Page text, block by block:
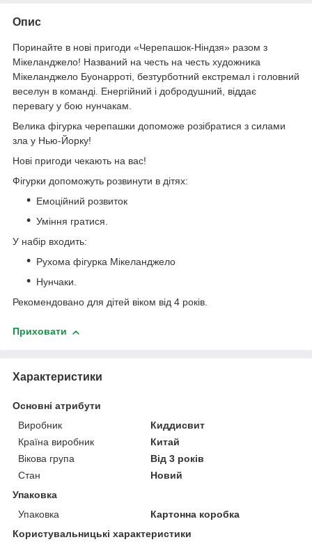
Опис
Поринайте в нові пригоди «Черепашок-Ніндзя» разом з
Мікеланджело! Названий на честь на честь художника
Мікеланджело Буонарроті, безтурботний екстремал і головний
веселун в команді. Енергійний і добродушний, віддає
перевагу у бою нунчакам.
Велика фігурка черепашки допоможе розібратися з силами
зла у Нью-Йорку!
Нові пригоди чекають на вас!
Фігурки допоможуть розвинути в дітях:
Емоційний розвиток
Уміння гратися.
У набір входить:
Рухома фігурка Мікеланджело
Нунчаки.
Рекомендовано для дітей віком від 4 років.
Приховати
Характеристики
Основні атрибути
Виробник
Киддисвит
Країна виробник
Китай
Вікова група
Від 3 років
Стан
Новий
Упаковка
Упаковка
Картонна коробка
Користувальницькі характеристики